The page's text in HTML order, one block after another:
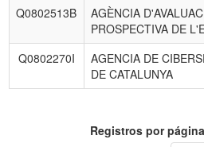
Q0802513B
AGÈNCIA
PROSPECTIVA DE
Q0802270I
AGENCIA DE
DE CATALUNYA
Registros por